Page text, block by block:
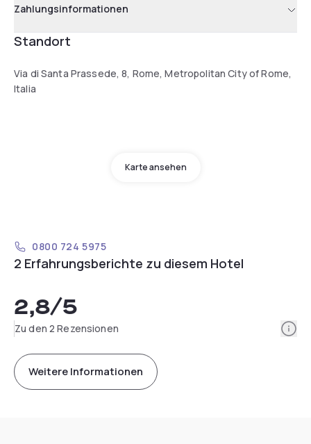
Zahlungsinformationen
Standort
Via di Santa Prassede, 8, Rome, Metropolitan City of Rome,
Italia
Karte ansehen
0800 724 5975
2 Erfahrungsberichte zu diesem Hotel
2,8/5
Zu den 2 Rezensionen
Weitere Informationen